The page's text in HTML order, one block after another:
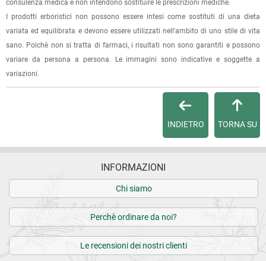
(selezionando l'apposita casella del modulo d'ordine e
specificando l'indirizzo di fatturazione).
Dalla tua
potrai verificare lo stato di lavorazione
dell'ordine e lo stato della spedizione.
Per qualsiasi informazione, contattaci via e-mail.
Condizioni di vendita
consulenza medica e non intendono sostituire le prescrizioni mediche.
I prodotti erboristici non possono essere intesi come sostituti di una dieta
variata ed equilibrata e devono essere utilizzati nell'ambito di uno stile di vita
sano. Poichè non si tratta di farmaci, i risultati non sono garantiti e possono
variare da persona a persona. Le immagini sono indicative e soggette a
variazioni.
TORNA SU
INDIETRO
INFORMAZIONI
Chi siamo
Perchè ordinare da noi?
Le recensioni dei nostri clienti